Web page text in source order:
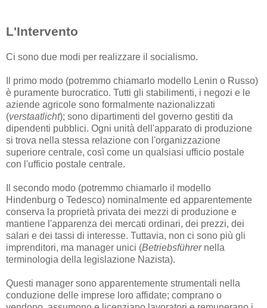
L'Intervento
Ci sono due modi per realizzare il socialismo.
Il primo modo (potremmo chiamarlo modello Lenin o Russo)
è puramente burocratico. Tutti gli stabilimenti, i negozi e le
aziende agricole sono formalmente nazionalizzati
(verstaatlicht); sono dipartimenti del governo gestiti da
dipendenti pubblici. Ogni unità dell'apparato di produzione
si trova nella stessa relazione con l'organizzazione
superiore centrale, così come un qualsiasi ufficio postale
con l'ufficio postale centrale.
Il secondo modo (potremmo chiamarlo il modello
Hindenburg o Tedesco) nominalmente ed apparentemente
conserva la proprietà privata dei mezzi di produzione e
mantiene l'apparenza dei mercati ordinari, dei prezzi, dei
salari e dei tassi di interesse. Tuttavia, non ci sono più gli
imprenditori, ma manager unici (Betriebsführernella
terminologia della legislazione Nazista).
Questi manager sono apparentemente strumentali nella
conduzione delle imprese loro affidate; comprano o